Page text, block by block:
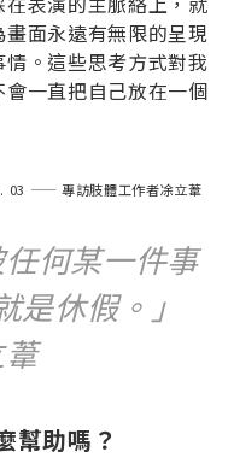
面永遠有無限的呈現
。這些思考方式對我
一直把自己放在一個
任何某一件事
是休假。」
幫助嗎？